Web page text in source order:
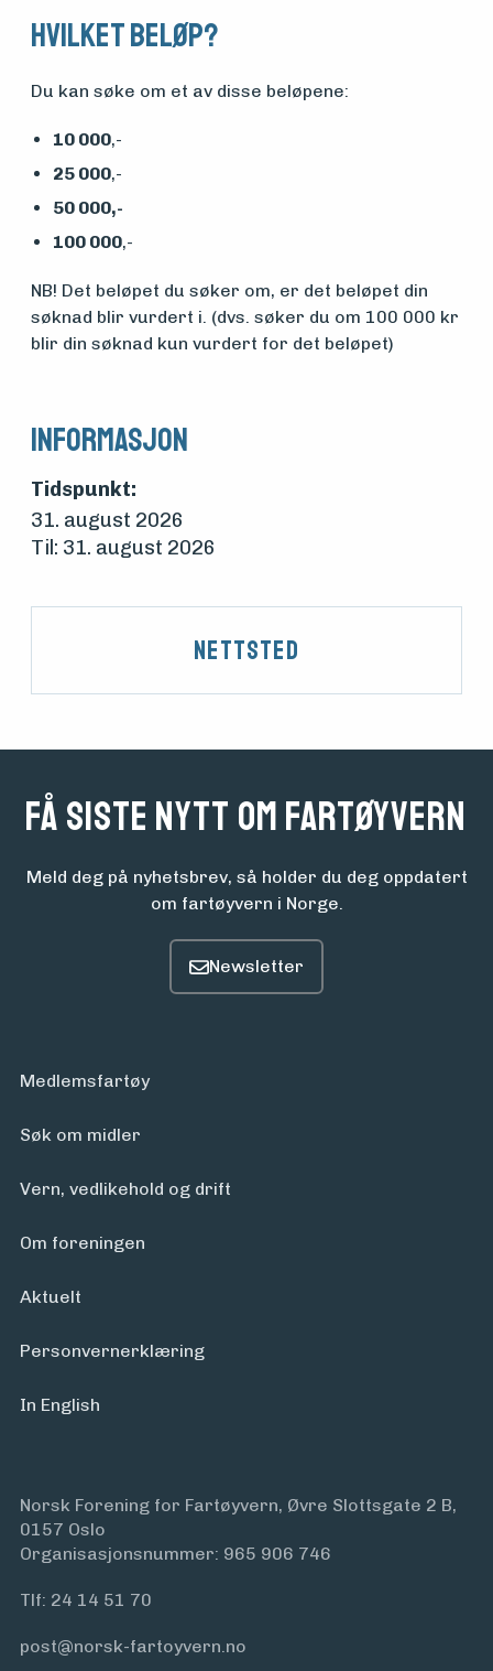
Arrangementer
Hvilket beløp?
Du kan søke om et av disse beløpene:
10 000,-
25 000,-
50 000,-
100 000,-
NB! Det beløpet du søker om, er det beløpet din
søknad blir vurdert i. (dvs. søker du om 100 000 kr
blir din søknad kun vurdert for det beløpet)
Informasjon
Tidspunkt:
31. august 2026
Til: 31. august 2026
Nettsted
Få siste nytt om fartøyvern
Meld deg på nyhetsbrev, så holder du deg oppdatert
om fartøyvern i Norge.
Medlemsfartøy
Søk om midler
Vern, vedlikehold og drift
Om foreningen
Aktuelt
Personvern­erklæring
In English
Norsk Forening for Fartøyvern, Øvre Slottsgate 2 B,
0157 Oslo
Organisasjonsnummer: 965 906 746
Tlf: 24 14 51 70
post@norsk-fartoyvern.no